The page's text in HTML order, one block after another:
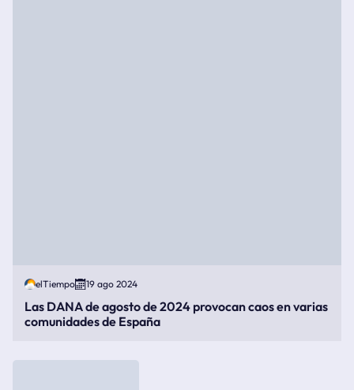
elTiempo 19 ago 2024
Las DANA de agosto de 2024 provocan caos en varias
comunidades de España